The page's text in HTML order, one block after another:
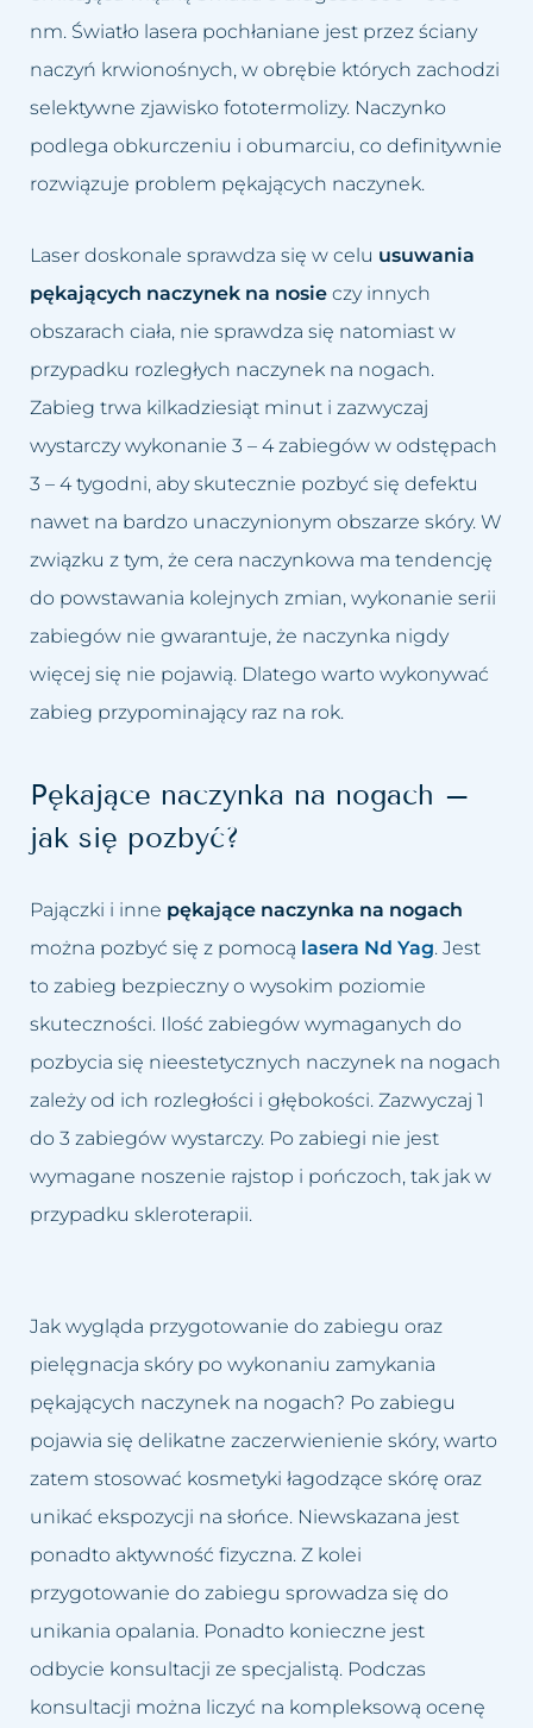
nm. Światło lasera pochłaniane jest przez ściany
naczyń krwionośnych, w obrębie których zachodzi
selektywne zjawisko fototermolizy. Naczynko
podlega obkurczeniu i obumarciu, co definitywnie
rozwiązuje problem pękających naczynek.
Laser doskonale sprawdza się w celu usuwania
pękających naczynek na nosie czy innych
obszarach ciała, nie sprawdza się natomiast w
przypadku rozległych naczynek na nogach.
Zabieg trwa kilkadziesiąt minut i zazwyczaj
wystarczy wykonanie 3 – 4 zabiegów w odstępach
3 – 4 tygodni, aby skutecznie pozbyć się defektu
nawet na bardzo unaczynionym obszarze skóry. W
związku z tym, że cera naczynkowa ma tendencję
do powstawania kolejnych zmian, wykonanie serii
zabiegów nie gwarantuje, że naczynka nigdy
więcej się nie pojawią. Dlatego warto wykonywać
zabieg przypominający raz na rok.
Pękające naczynka na nogach –
jak się pozbyć?
Pajączki i inne pękające naczynka na nogach
można pozbyć się z pomocą lasera Nd Yag. Jest
to zabieg bezpieczny o wysokim poziomie
skuteczności. Ilość zabiegów wymaganych do
pozbycia się nieestetycznych naczynek na nogach
zależy od ich rozległości i głębokości. Zazwyczaj 1
do 3 zabiegów wystarczy. Po zabiegi nie jest
wymagane noszenie rajstop i pończoch, tak jak w
przypadku skleroterapii.
Jak wygląda przygotowanie do zabiegu oraz
pielęgnacja skóry po wykonaniu zamykania
pękających naczynek na nogach? Po zabiegu
pojawia się delikatne zaczerwienienie skóry, warto
zatem stosować kosmetyki łagodzące skórę oraz
unikać ekspozycji na słońce. Niewskazana jest
ponadto aktywność fizyczna. Z kolei
przygotowanie do zabiegu sprowadza się do
unikania opalania. Ponadto konieczne jest
odbycie konsultacji ze specjalistą. Podczas
konsultacji można liczyć na kompleksową ocenę